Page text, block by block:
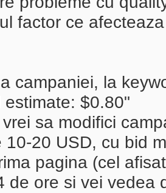
factor ce
campaniei, la
estimate: $0.80"
sa modifici
10-20 USD, cu bid
pagina (cel
de ore si vei vedea